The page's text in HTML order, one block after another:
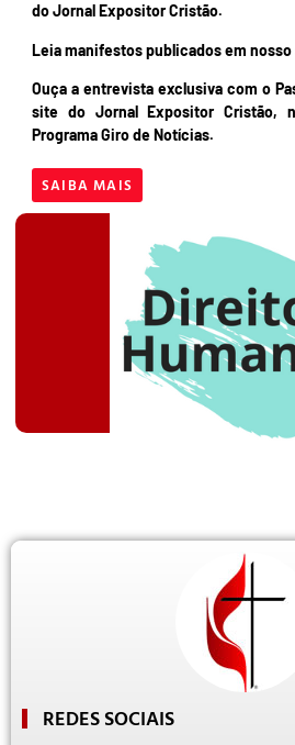
do Jornal Expositor Cristão.
Leia manifestos publicados em
Ouça a entrevista exclusiva com o
site do Jornal Expositor Cristão,
Programa Giro de Notícias.
SAIBA MAIS
REDES SOCIAIS